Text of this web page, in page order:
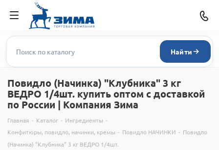
Найти
Повидло (Начинка) "Клубника" 3 кг
ВЕДРО 1/4шт. купить оптом с доставкой
по России | Компания Зима
Главная - Каталог - Ингредиенты -
Конфитюры, повидло, начинки, кремы - Повидло НАЧИНКИ - Повидло
(Начинка) "Клубника" 3 кг ВЕДРО 1/4шт.